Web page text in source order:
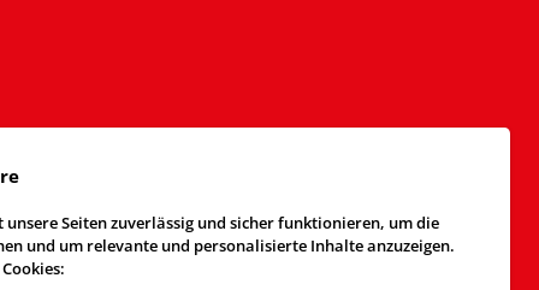
Seiten zuverlässig und sicher funktionieren, um die
und um relevante und personalisierte Inhalte anzuzeigen.